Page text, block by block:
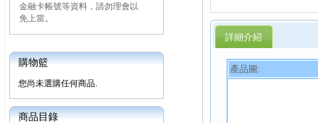
金融卡帳號等資料，請勿理會以
免上當。
購物籃
您尚未選購任何商品.
商品目錄
詳細介紹
產品圖: